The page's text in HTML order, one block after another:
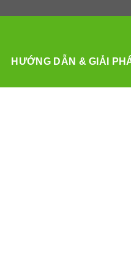
HƯỚNG DẪN & GIẢI